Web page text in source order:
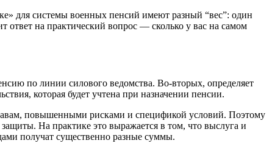
для системы военных пенсий имеют разный “вес”: один
ответ на практический вопрос — сколько у вас на самом
по линии силового ведомства. Во‑вторых, определяет
которая будет учтена при назначении пенсии.
повышенными рисками и спецификой условий. Поэтому
На практике это выражается в том, что выслуга и
получат существенно разные суммы.